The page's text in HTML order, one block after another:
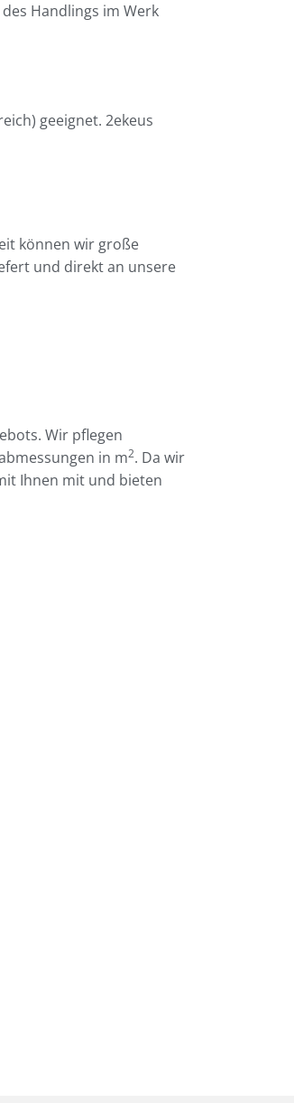
Handlings im Werk
geeignet. 2ekeus
können wir große
und direkt an unsere
Wir pflegen
in m2. Da wir
Ihnen mit und bieten